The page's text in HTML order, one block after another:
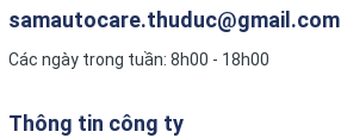
samautocare.thuduc@gmail.com
Các ngày trong tuần: 8h00 - 18h00
Thông tin công ty